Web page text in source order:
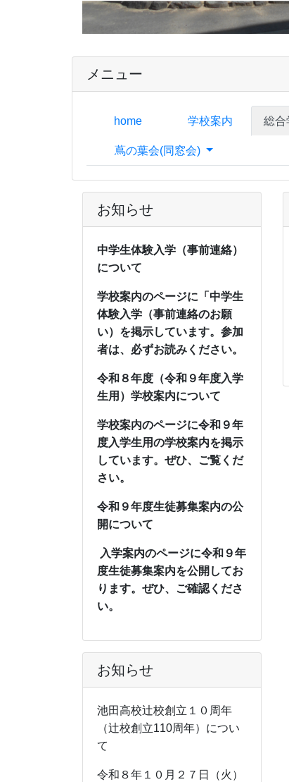
メニュー
home 学校案内 総合
蔦の葉会(同窓会)
お知らせ
中学生体験入学（事前連絡）
について
学校案内のページに「中学生
体験入学（事前連絡のお願
い）を掲示しています。参加
者は、必ずお読みください。
令和８年度（令和９年度入学
生用）学校案内について
学校案内のページに令和９年
度入学生用の学校案内を掲示
しています。ぜひ、ご覧くだ
さい。
令和９年度生徒募集案内の公
開について
入学案内のページに令和９年
度生徒募集案内を公開してお
ります。 ぜひ、ご確認くださ
い。
お知らせ
池田高校辻校創立１０周年
（辻校創立110周年）につい
て
令和８年１０月２７日（火）